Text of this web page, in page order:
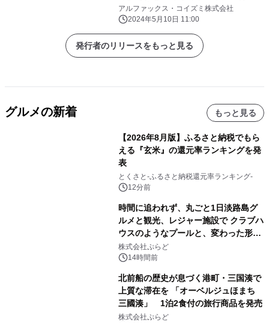
新発売。
アルファックス・コイズミ株式会社
2024年5月10日 11:00
発行者のリリースをもっと見る
グルメの新着 もっと見る
【2026年8月版】ふるさと納税でもら
える『玄米』の還元率ランキングを発
表
とくさと-ふるさと納税還元率ランキング-
12分前
時間に追われず、丸ごと1日淡路島グ
ルメと観光、レジャー施設で クラブハ
ウスのようなプールと、変わった形の
サウナも 「THE BOXY AWAJI」のお
得な素泊まり連泊プランで
株式会社ぷらど
14時間前
北前船の歴史が息づく港町・三国湊で
上質な滞在を 「オーベルジュほまち
三國湊」 1泊2食付の旅行商品を発売
株式会社ぷらど